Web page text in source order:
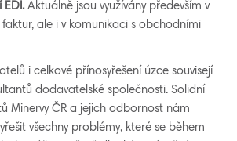
EDI. Aktuálně jsou využívány především v
ale i v komunikaci s obchodními
i celkové přínosyřešení úzce souvisejí
dodavatelské společnosti. Solidní
Minervy ČR a jejich odbornost nám
všechny problémy, které se během